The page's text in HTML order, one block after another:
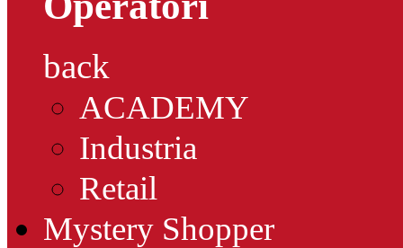
back
ACADEMY
Industria
Retail
Mystery Shopper